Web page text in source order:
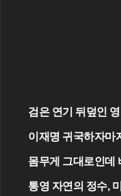
검은 연기 뒤덮인
이재명 귀국하자마
몸무게 그대로인데
통영 자연의 정수,